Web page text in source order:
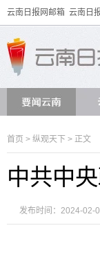
云南日报网邮箱 云南日
首页 > 纵观天下 > 正文
中共中
发布时间：2024-02-